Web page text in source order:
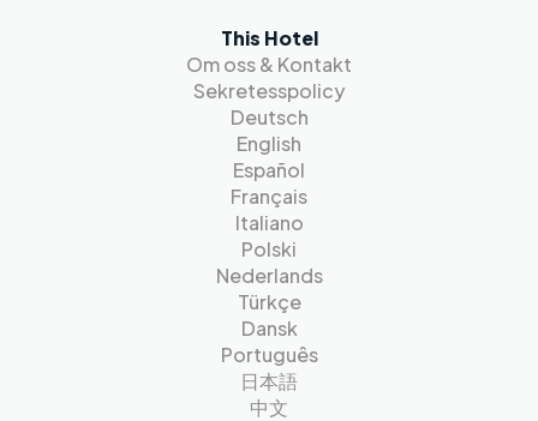
This Hotel
Om oss & Kontakt
Sekretesspolicy
Deutsch
English
Español
Français
Italiano
Polski
Nederlands
Türkçe
Dansk
Português
日本語
中文